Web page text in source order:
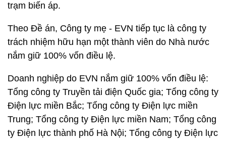
trạm biến áp.
Theo Đề án, Công ty mẹ - EVN tiếp tục là công ty
trách nhiệm hữu hạn một thành viên do Nhà nước
nắm giữ 100% vốn điều lệ.
Doanh nghiệp do EVN nắm giữ 100% vốn điều lệ:
Tổng công ty Truyền tải điện Quốc gia; Tổng công ty
Điện lực miền Bắc; Tổng công ty Điện lực miền
Trung; Tổng công ty Điện lực miền Nam; Tổng công
ty Điện lực thành phố Hà Nội; Tổng công ty Điện lực